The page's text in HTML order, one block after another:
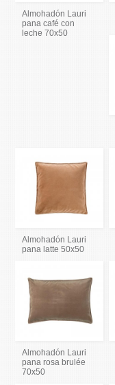
Almohadón Lauri
pana café con
leche 70x50
Almohadón Lauri
pana latte 50x50
Almohadón Lauri
pana rosa brulée
70x50